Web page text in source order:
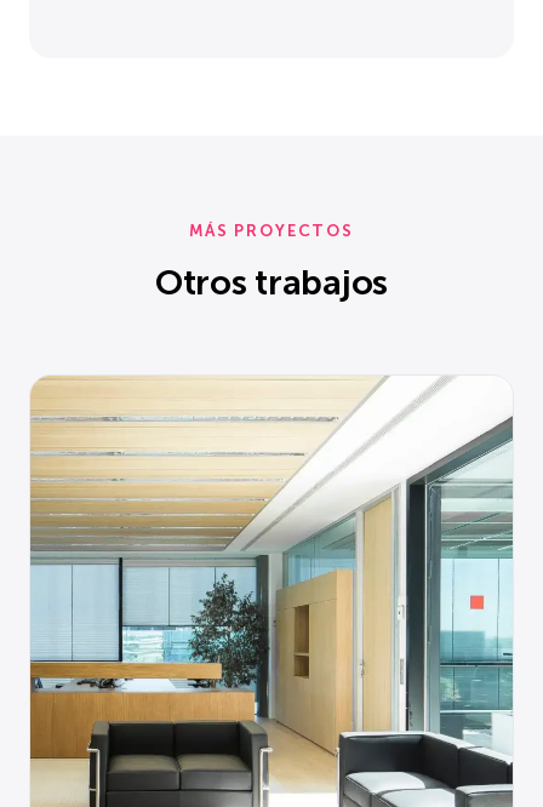
MÁS PROYECTOS
Otros trabajos